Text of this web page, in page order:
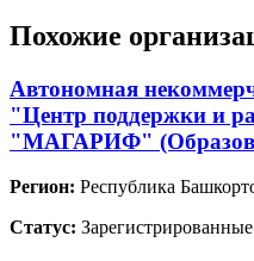
Похожие
Автономная
"Центр поддержки и
"МАГАРИФ"
Регион: Республика
Статус: Зарегистрированные